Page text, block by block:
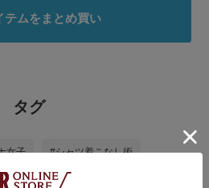
テムをまとめ買い
タグ
女子 #シャツ着こなし術
#夏コーデ